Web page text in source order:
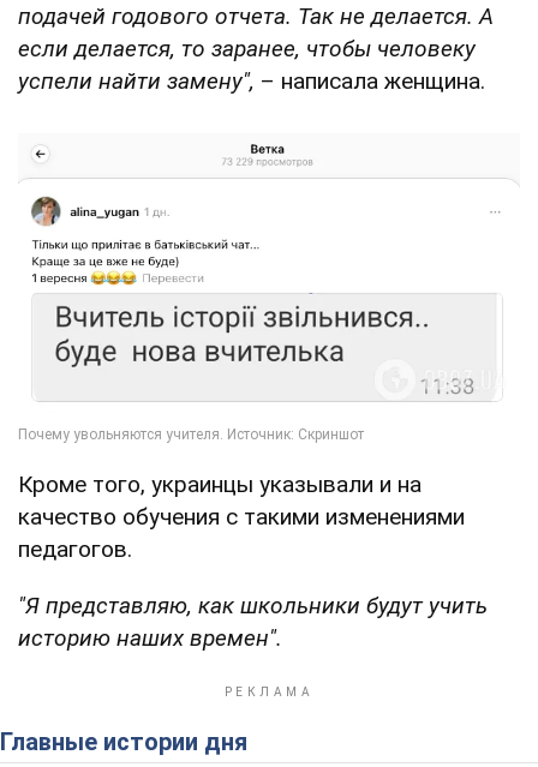
подачей годового отчета. Так не делается. А
если делается, то заранее, чтобы человеку
успели найти замену", – написала женщина.
Кроме того, украинцы указывали и на
качество обучения с такими изменениями
педагогов.
"Я представляю, как школьники будут учить
историю наших времен".
Главные истории дня